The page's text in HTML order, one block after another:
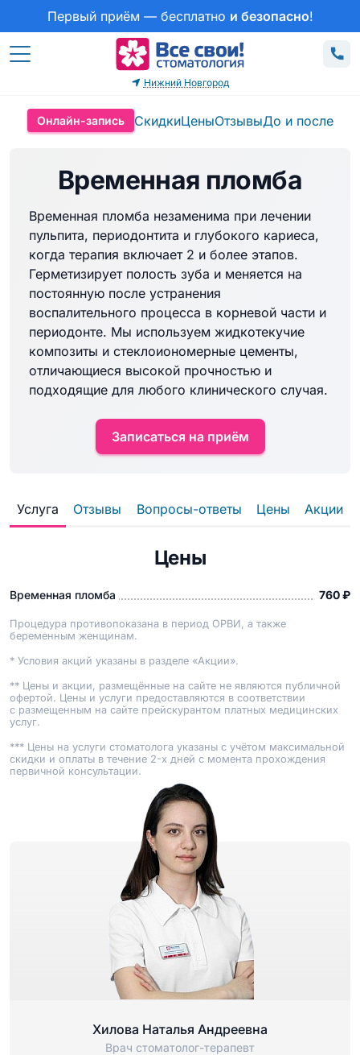
Первый приём — бесплатно и безопасно!
Нижний Новгород
Онлайн-запись СкидкиЦеныОтзывыДо и после
Временная пломба
Временная пломба незаменима при лечении
пульпита, периодонтита и глубокого кариеса,
когда терапия включает 2 и более этапов.
Герметизирует полость зуба и меняется на
постоянную после устранения
воспалительного процесса в корневой части и
периодонте. Мы используем жидкотекучие
композиты и стеклоиономерные цементы,
отличающиеся высокой прочностью и
подходящие для любого клинического случая.
Записаться на приём
Услуга Отзывы Вопросы-ответы Цены Акции
Цены
Временная пломба 760 ₽
Процедура противопоказана в период ОРВИ, а также
беременным женщинам.
* Условия акций указаны в разделе «Акции».
** Цены и акции, размещённые на сайте не являются публичной
офертой. Цены и услуги предоставляются в соответствии
с размещенным на сайте прейскурантом платных медицинских
услуг.
*** Цены на услуги стоматолога указаны с учётом максимальной
скидки и оплаты в течение 2-х дней с момента прохождения
первичной консультации.
Хилова Наталья Андреевна
Врач стоматолог-терапевт